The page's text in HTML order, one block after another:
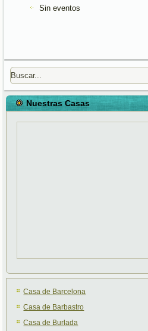
Sin eventos
Nuestras Casas
Casa de Barcelona
Casa de Barbastro
Casa de Burlada